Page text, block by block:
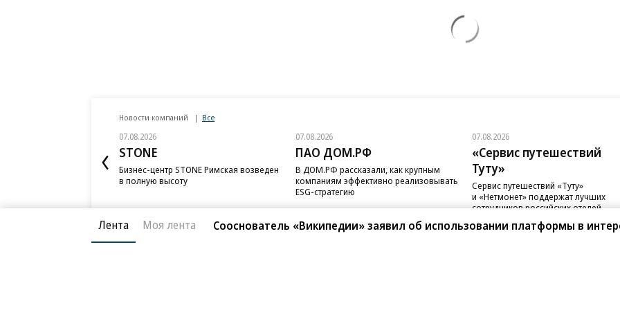
Новости компаний Все
07.08.2026
STONE
Бизнес-центр STONE Римская возведен
в полную высоту
07.08.2026
ПАО ДОМ.РФ
В ДОМ.РФ рассказали, как крупным
компаниям эффективно реализовывать
ESG-стратегию
07.08.2026
«Сервис путешествий
Туту»
Сервис путешествий «Туту»
и «Нетмонет» поддержат лучших
сотрудников российских отелей
Лента Моя лента Сооснователь «Википедии» заявил об использовании платформы в